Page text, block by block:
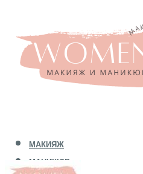
МАКИЯЖ
МАНИКЮР